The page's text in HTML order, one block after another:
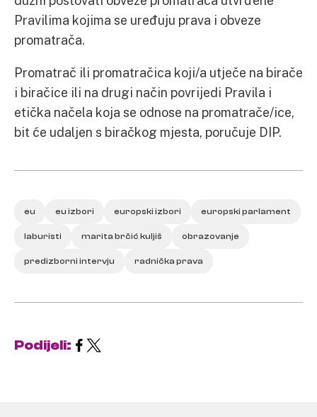
Pravilima kojima se uređuju prava i obveze
promatrača.
Promatrač ili promatračica koji/a utječe na birače
i biračice ili na drugi način povrijedi Pravila i
etička načela koja se odnose na promatrače/ice,
bit će udaljen s biračkog mjesta, poručuje DIP.
eu eu izbori europski izbori europski parlament
laburisti marita brčić kuljiš obrazovanje
predizborni intervju radnička prava
Podijeli: